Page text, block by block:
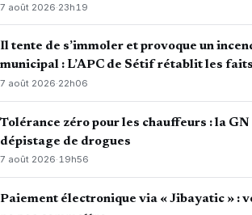
7 août 2026·23h19
Il tente de s’immoler et provoque un
municipal : L’APC de Sétif rétablit les faits
7 août 2026·22h06
Tolérance zéro pour les chauffeurs : la
dépistage de drogues
7 août 2026·19h56
Paiement électronique via « Jibayatic » :